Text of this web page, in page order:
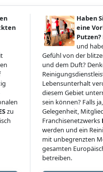
zu
Haben
eine
Putzen?
und
Gefühl von der
und dem Duft?
Lebensunterhalt
diesem Gebiet
sein können? Falls
Gelegenheit,
Franchisenetzwerks
werden und ein
mit unbegrenzten
gesamten
betreiben.